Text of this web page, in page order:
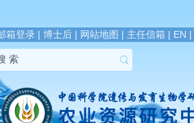
箱登录 | 博士后 | 网站地图 | 主任信箱 | EN |